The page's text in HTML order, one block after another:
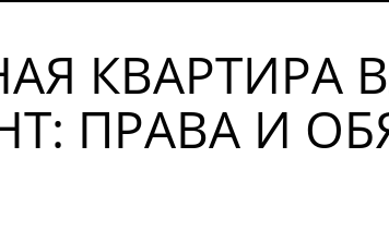
КВАРТИРА
ПРАВА И